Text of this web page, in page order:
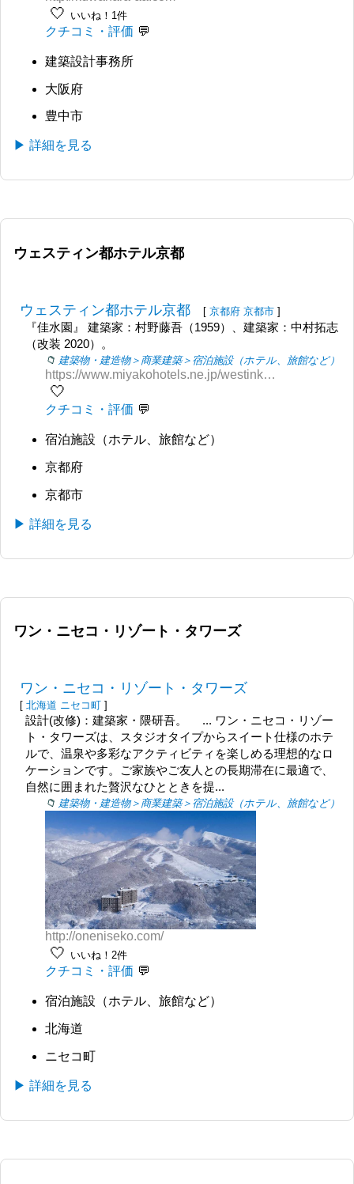
🤍 いいね！1件
クチコミ・評価
建築設計事務所
大阪府
豊中市
▶ 詳細を見る
ウェスティン都ホテル京都
ウェスティン都ホテル京都 [ 京都府 京都市 ]
『佳水園』 建築家：村野藤吾（1959）、建築家：中村拓志
（改装 2020）。
建築物・建造物＞商業建築＞宿泊施設（ホテル、旅館など）
https://www.miyakohotels.ne.jp/westinkyoto/
🤍
クチコミ・評価
宿泊施設（ホテル、旅館など）
京都府
京都市
▶ 詳細を見る
ワン・ニセコ・リゾート・タワーズ
ワン・ニセコ・リゾート・タワーズ
[ 北海道 ニセコ町 ]
設計(改修)：建築家・隈研吾。 ... ワン・ニセコ・リゾー
ト・タワーズは、スタジオタイプからスイート仕様のホテ
ルで、温泉や多彩なアクティビティを楽しめる理想的なロ
ケーションです。ご家族やご友人との長期滞在に最適で、
自然に囲まれた贅沢なひとときを提...
建築物・建造物＞商業建築＞宿泊施設（ホテル、旅館など）
http://oneniseko.com/
🤍 いいね！2件
クチコミ・評価
宿泊施設（ホテル、旅館など）
北海道
ニセコ町
▶ 詳細を見る